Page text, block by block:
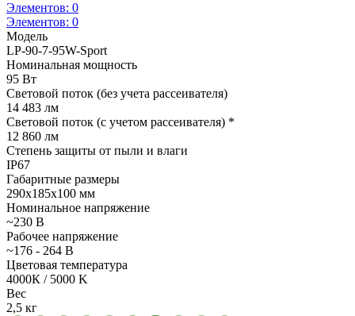
Элементов: 0
Элементов: 0
Модель
LP-90-7-95W-Sport
Номинальная мощность
95 Вт
Световой поток (без учета рассеивателя)
14 483 лм
Световой поток (с учетом рассеивателя) *
12 860 лм
Степень защиты от пыли и влаги
IP67
Габаритные размеры
290х185х100 мм
Номинальное напряжение
~230 В
Рабочее напряжение
~176 - 264 В
Цветовая температура
4000К / 5000 K
Вес
2,5 кг